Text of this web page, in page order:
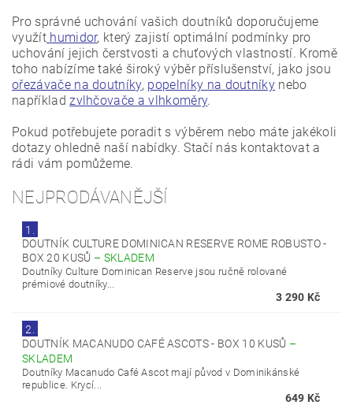
Pro správné uchování vašich doutníků doporučujeme
využíthumidor, který zajistí optimální podmínky pro
uchování jejich čerstvosti a chuťových vlastností. Kromě
toho nabízíme také široký výběr příslušenství, jako jsou
ořezávače na doutníky, popelníky na doutníky nebo
napříkladzvlhčovače a vlhkoměry.
Pokud potřebujete poradit s výběrem nebo máte jakékoli
dotazy ohledně naší nabídky. Stačí nás kontaktovat a
rádi vám pomůžeme.
NEJPRODÁVANĚJŠÍ
1.
DOUTNÍK CULTURE DOMINICAN RESERVE ROME ROBUSTO -
BOX 20 KUSŮ – SKLADEM
Doutníky Culture Dominican Reserve jsou ručně rolované
prémiové doutníky...
3 290 Kč
2.
DOUTNÍK MACANUDO CAFÉ ASCOTS - BOX 10 KUSŮ –
SKLADEM
Doutníky Macanudo Café Ascot mají původ v Dominikánské
republice. Krycí...
649 Kč